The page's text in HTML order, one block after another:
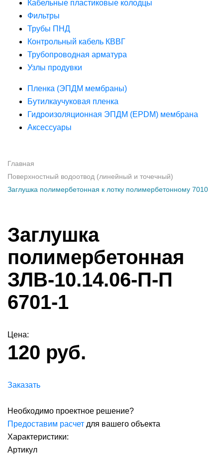
Кабельные пластиковые колодцы
Фильтры
Трубы ПНД
Контрольный кабель КВВГ
Трубопроводная арматура
Узлы продувки
Пленка (ЭПДМ мембраны)
Бутилкаучуковая пленка
Гидроизоляционная ЭПДМ (EPDM) мембрана
Аксессуары
Главная
Поверхностный водоотвод (линейный и точечный)
Заглушка полимербетонная к лотку полимербетонному 7010
Заглушка
полимербетонная
ЗЛВ-10.14.06-П-П
6701-1
Цена:
120 руб.
Заказать
Необходимо проектное решение?
Предоставим расчет для вашего объекта
Характеристики:
Артикул